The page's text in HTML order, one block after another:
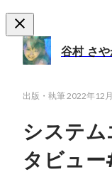
谷村 さ
出版・執筆2022年12月
システ
タビュ